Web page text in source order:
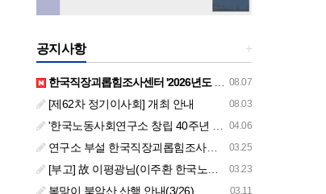
+
공지사항
08.07
한국직장괴롭힘조사센터 '2026년도 하반기 주요 사업 안내' (교육/컨설팅)
08.03
[제62차 정기이사회] 개최 안내
04.06
'한국노동사회연구소 창립 40주년 기념 행사 안내'
03.25
연구소 부설 한국직장괴롭힘조사센터 '2026년도 주요 사업 안내' (교육/컨설팅)
03.23
[부고] 故 이평광님(이주환 한국노동사회연구소 부소장 부친상)
03.11
봄맞이 북악산 산행 안내(3/26)